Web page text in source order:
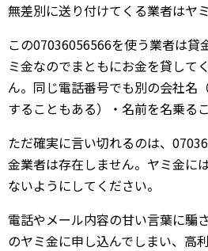
無差別に送り付けてくる業者はヤミ
この07036056566を使う業者は貸
ミ金なのでまともにお金を貸して
ん。同じ電話番号でも別の会社名
することもある）・名前を名乗る
ただ確実に言い切れるのは、
金業者は存在しません。ヤミ金に
ないようにしてください。
電話やメール内容の甘い言葉に騙
のヤミ金に申し込んでしまい、高